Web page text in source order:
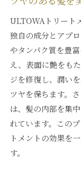
ULTOWAトリート
独自の成分とアプ
やタンパク質を豊
え、表面に艶をも
ジを修復し、潤い
ツヤを保ちます。
は、髪の内部を集
れています。この
トメントの効果を
す。